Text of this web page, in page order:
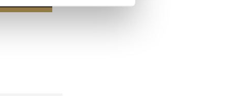
Medien anbieten zu können
führen diese Informationen
sie im Rahmen Ihrer Nutzung